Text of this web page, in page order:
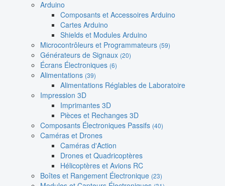
Arduino
Composants et Accessoires Arduino
Cartes Arduino
Shields et Modules Arduino
Microcontrôleurs et Programmateurs (59)
Générateurs de Signaux (20)
Écrans Électroniques (6)
Alimentations (39)
Alimentations Réglables de Laboratoire
Impression 3D
Imprimantes 3D
Pièces et Rechanges 3D
Composants Électroniques Passifs (40)
Caméras et Drones
Caméras d'Action
Drones et Quadricoptères
Hélicoptères et Avions RC
Boîtes et Rangement Électronique (23)